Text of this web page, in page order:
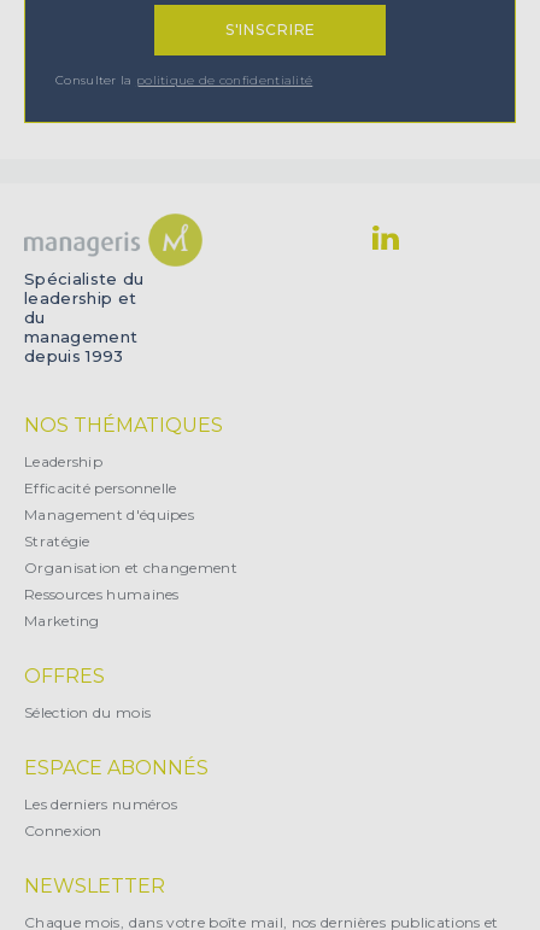
Consulter la politique de confidentialité
Spécialiste du
leadership et
du
management
depuis 1993
NOS THÉMATIQUES
Leadership
Efficacité personnelle
Management d'équipes
Stratégie
Organisation et changement
Ressources humaines
Marketing
OFFRES
Sélection du mois
ESPACE ABONNÉS
Les derniers numéros
Connexion
NEWSLETTER
Chaque mois, dans votre boîte mail, nos dernières publications et